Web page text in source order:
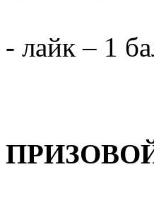
- лайк – 1